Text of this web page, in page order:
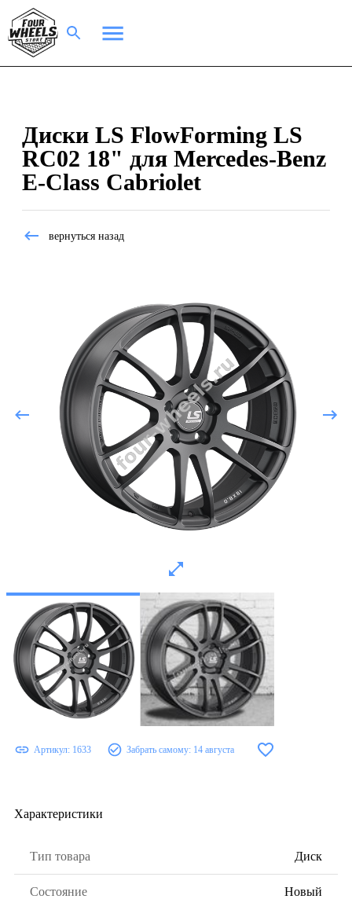
Диски LS FlowForming LS
RC02 18" для Mercedes-Benz
E-Class Cabriolet
вернуться назад
Артикул: 1633 Забрать самому: 14 августа
Характеристики
Тип товара Диск
Состояние Новый